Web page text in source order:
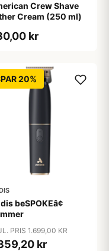
Crew Shave
Cream (250 ml)
kr
20%
beSPOKEâ¢
PRIS 1.699,00 KR
kr